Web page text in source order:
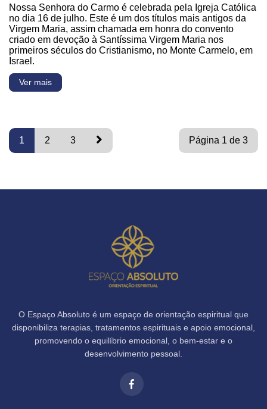
Nossa Senhora do Carmo é celebrada pela Igreja Católica
no dia 16 de julho. Este é um dos títulos mais antigos da
Virgem Maria, assim chamada em honra do convento
criado em devoção à Santíssima Virgem Maria nos
primeiros séculos do Cristianismo, no Monte Carmelo, em
Israel.
Ver mais
1 2 3 Página 1 de 3
O Espaço Absoluto é um espaço de orientação espiritual que
disponibiliza terapias, tratamentos espirituais e apoio emocional,
promovendo o equilíbrio emocional, o bem-estar e o
desenvolvimento pessoal.